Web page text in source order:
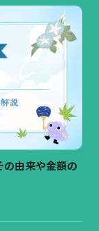
由来や金額の